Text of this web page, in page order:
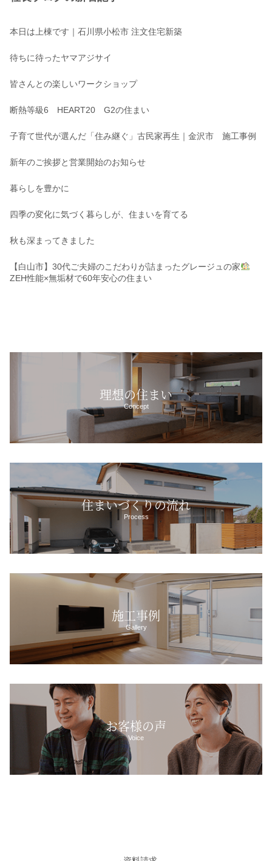
本日は上棟です｜石川県小松市 注文住宅新築
待ちに待ったヤマアジサイ
皆さんとの楽しいワークショップ
断熱等級6 HEART20 G2の住まい
子育て世代が選んだ「住み継ぐ」古民家再生｜金沢市 施工事例
新年のご挨拶と営業開始のお知らせ
暮らしを豊かに
四季の変化に気づく暮らしが、住まいを育てる
秋も深まってきました
【白山市】30代ご夫婦のこだわりが詰まったグレージュの家
ZEH性能×無垢材で60年安心の住まい
理想の住まい
Concept
住まいづくりの流れ
Process
施工事例
Gallery
お客様の声
Voice